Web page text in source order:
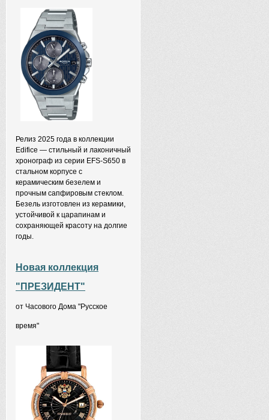
Релиз 2025 года в коллекции
Edifice — стильный и лаконичный
хронограф из серии EFS-S650 в
стальном корпусе с
керамическим безелем и
прочным сапфировым стеклом.
Безель изготовлен из керамики,
устойчивой к царапинам и
сохраняющей красоту на долгие
годы.
Новая коллекция
"ПРЕЗИДЕНТ"
от Часового Дома "Русское
время"